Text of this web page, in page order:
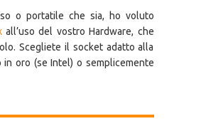
o portatile che sia, ho voluto
all’uso del vostro Hardware, che
Scegliete il socket adatto alla
oro (se Intel) o semplicemente